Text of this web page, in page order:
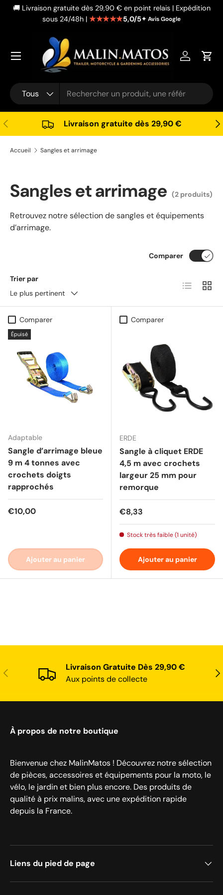
Aller au contenu
🚚 Livraison gratuite dès 29,90 € en point relais | Expédition
sous 24/48h | ★★★★★5,0/5✦ Avis Google
Recherche
Type de produit
Tous
Se
Précédent Livraison gratuite dès 29,90 €
Accueil Sangles et arrimage
Sangles et arrimage (2 produits)
Retrouvez notre sélection de sangles et équipements
d’arrimage.
Trier par
Le plus pertinent
Comparer
Liste Grille
Comparer
Épuisé
Adaptable
Sangle d’arrimage bleue
9 m 4 tonnes avec
crochets doigts
rapprochés
Prix habituel
€10,00
Ajouter au panier
Comparer
ERDE
Sangle à cliquet ERDE
4,5 m avec crochets
largeur 25 mm pour
remorque
Prix habituel
€8,33
Stock très faible (1 unité)
Ajouter au panier
Précédent
Livraison Gratuite Dès 29,90 €
Aux points de collecte
À propos de notre boutique
Bienvenue chez MalinMatos ! Découvrez notre sélection
de pièces, accessoires et équipements pour la moto, le
vélo, le jardin et bien plus encore. Des produits de
qualité à prix malins, avec une expédition rapide
depuis la France.
Liens du pied de page